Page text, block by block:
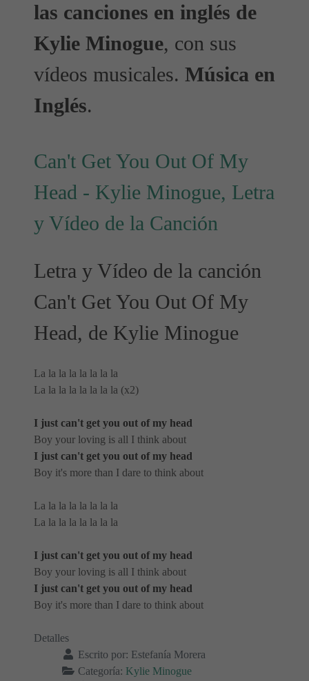
las canciones en inglés de
Kylie Minogue, con sus
vídeos musicales. Música en
Inglés.
Can't Get You Out Of My
Head - Kylie Minogue, Letra
y Vídeo de la Canción
Letra y Vídeo de la canción
Can't Get You Out Of My
Head, de Kylie Minogue
La la la la la la la la
La la la la la la la la (x2)
I just can't get you out of my head
Boy your loving is all I think about
I just can't get you out of my head
Boy it's more than I dare to think about
La la la la la la la la
La la la la la la la la
I just can't get you out of my head
Boy your loving is all I think about
I just can't get you out of my head
Boy it's more than I dare to think about
Detalles
Escrito por: Estefanía Morera
Categoría: Kylie Minogue